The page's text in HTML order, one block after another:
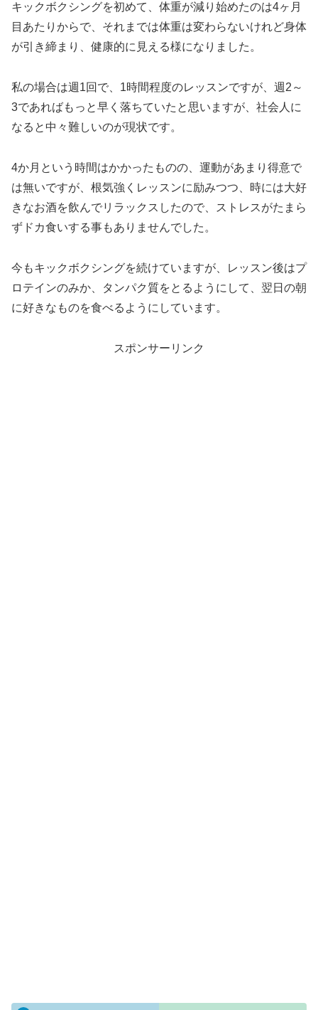
キックボクシングを初めて、体重が減り始めたのは4ヶ月
目あたりからで、それまでは体重は変わらないけれど身体
が引き締まり、健康的に見える様になりました。
私の場合は週1回で、1時間程度のレッスンですが、週2～
3であればもっと早く落ちていたと思いますが、社会人に
なると中々難しいのが現状です。
4か月という時間はかかったものの、運動があまり得意で
は無いですが、根気強くレッスンに励みつつ、時には大好
きなお酒を飲んでリラックスしたので、ストレスがたまら
ずドカ食いする事もありませんでした。
今もキックボクシングを続けていますが、レッスン後はプ
ロテインのみか、タンパク質をとるようにして、翌日の朝
に好きなものを食べるようにしています。
スポンサーリンク